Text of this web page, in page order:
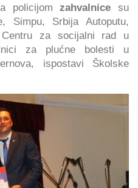
policijomzahvalnice su
Simpu, Srbija Autoputu,
za socijalni rad u
za plućne bolesti u
ispostavi Školske